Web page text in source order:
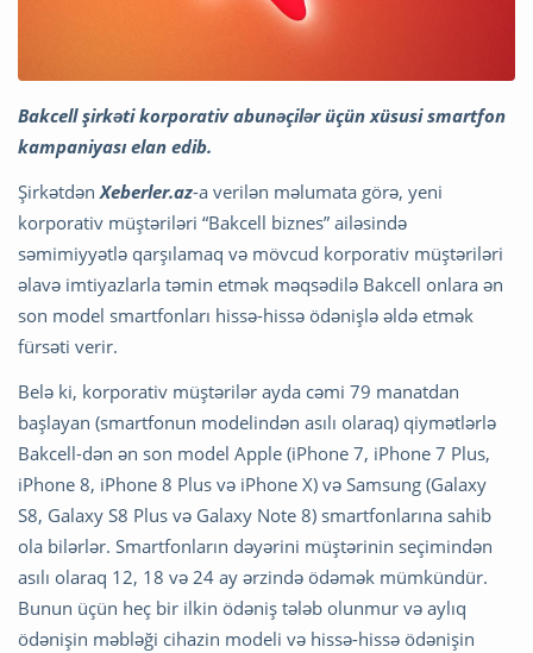
Bakcell şirkəti korporativ abunəçilər üçün xüsusi smartfon
kampaniyası elan edib.
ŞirkətdənXeberler.az-a verilən məlumata görə, yeni
korporativ müştəriləri “Bakcell biznes” ailəsində
səmimiyyətlə qarşılamaq və mövcud korporativ müştəriləri
əlavə imtiyazlarla təmin etmək məqsədilə Bakcell onlara ən
son model smartfonları hissə-hissə ödənişlə əldə etmək
fürsəti verir.
Belə ki, korporativ müştərilər ayda cəmi 79 manatdan
başlayan (smartfonun modelindən asılı olaraq) qiymətlərlə
Bakcell-dən ən son model Apple (iPhone 7, iPhone 7 Plus,
iPhone 8, iPhone 8 Plus və iPhone X) və Samsung (Galaxy
S8, Galaxy S8 Plus və Galaxy Note 8) smartfonlarına sahib
ola bilərlər. Smartfonların dəyərini müştərinin seçimindən
asılı olaraq 12, 18 və 24 ay ərzində ödəmək mümkündür.
Bunun üçün heç bir ilkin ödəniş tələb olunmur və aylıq
ödənişin məbləği cihazin modeli və hissə-hissə ödənişin